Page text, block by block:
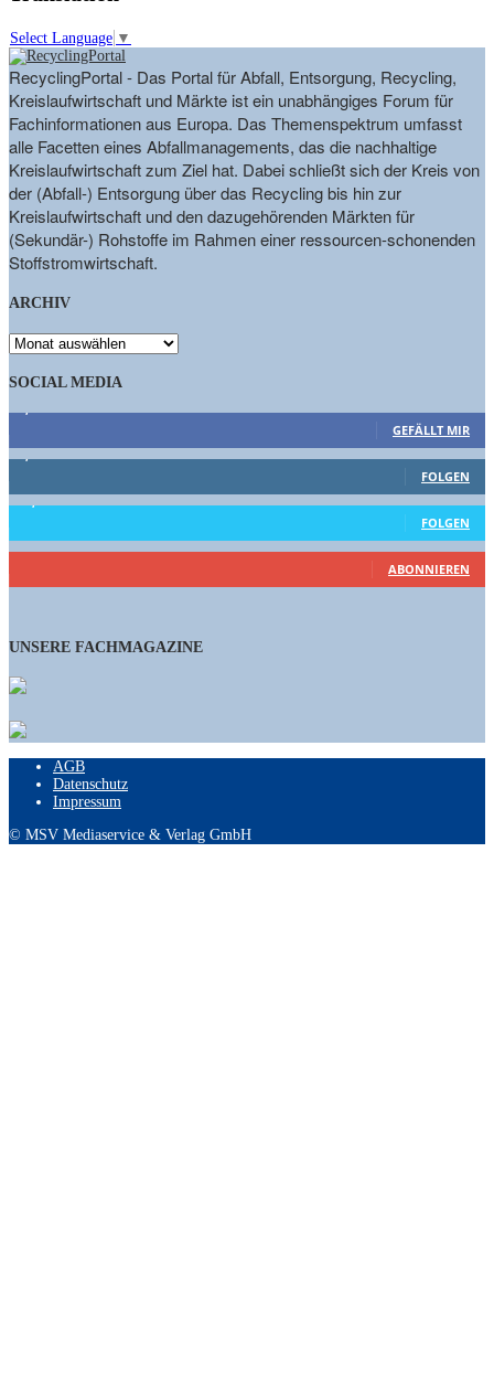
Select Language ▼
RecyclingPortal - Das Portal für Abfall, Entsorgung, Recycling,
Kreislaufwirtschaft und Märkte ist ein unabhängiges Forum für
Fachinformationen aus Europa. Das Themenspektrum umfasst
alle Facetten eines Abfallmanagements, das die nachhaltige
Kreislaufwirtschaft zum Ziel hat. Dabei schließt sich der Kreis von
der (Abfall-) Entsorgung über das Recycling bis hin zur
Kreislaufwirtschaft und den dazugehörenden Märkten für
(Sekundär-) Rohstoffe im Rahmen einer ressourcen-schonenden
Stoffstromwirtschaft.
ARCHIV
ARCHIV
SOCIAL MEDIA
GEFÄLLT MIR
1,662 Follower
FOLGEN
15,658 Follower
FOLGEN
461 Abonnenten
ABONNIEREN
UNSERE FACHMAGAZINE
AGB
Datenschutz
Impressum
© MSV Mediaservice & Verlag GmbH